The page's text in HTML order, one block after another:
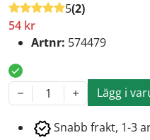
5(2)
54 kr
Artnr: 574479
1 Lägg i
Snabb frakt, 1-3